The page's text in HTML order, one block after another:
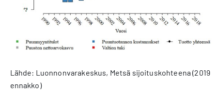
Lähde: Luonnonvarakeskus, Metsä sijoituskohteena (2019
ennakko)